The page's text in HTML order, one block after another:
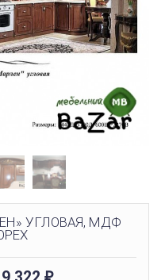
УГЛОВАЯ, МДФ
₽